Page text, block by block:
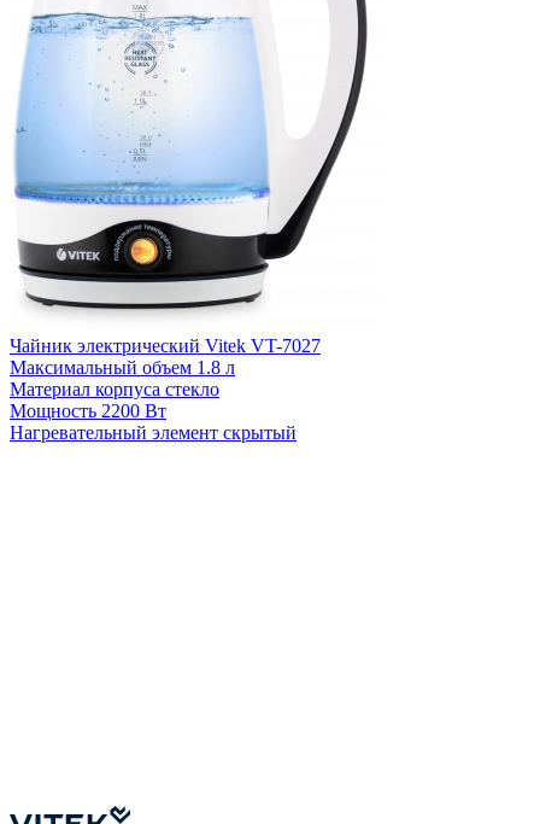
Чайник электрический Vitek VT-7027
Максимальный объем 1.8 л
Материал корпуса стекло
Мощность 2200 Вт
Нагревательный элемент скрытый